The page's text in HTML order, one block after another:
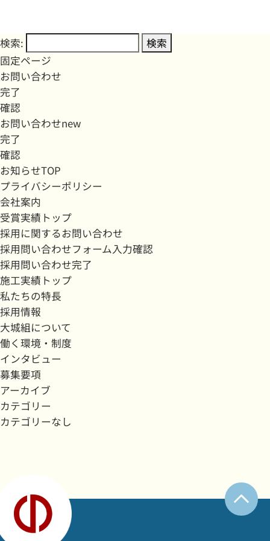
検索:
固定ページ
お問い合わせ
完了
確認
お問い合わせnew
完了
確認
お知らせTOP
プライバシーポリシー
会社案内
受賞実績トップ
採用に関するお問い合わせ
採用問い合わせフォーム入力確認
採用問い合わせ完了
施工実績トップ
私たちの特長
採用情報
大城組について
働く環境・制度
インタビュー
募集要項
アーカイブ
カテゴリー
カテゴリーなし